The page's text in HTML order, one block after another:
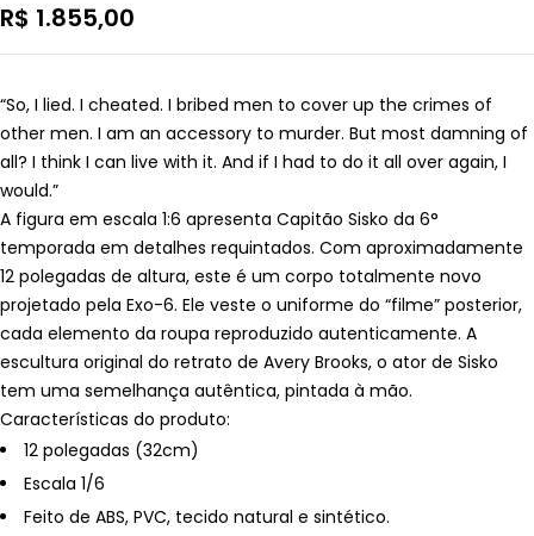
R$ 1.855,00
“So, I lied. I cheated. I bribed men to cover up the crimes of
other men. I am an accessory to murder. But most damning of
all? I think I can live with it. And if I had to do it all over again, I
would.”
A figura em escala 1:6 apresenta Capitão Sisko da 6°
temporada em detalhes requintados. Com aproximadamente
12 polegadas de altura, este é um corpo totalmente novo
projetado pela Exo-6. Ele veste o uniforme do “filme” posterior,
cada elemento da roupa reproduzido autenticamente. A
escultura original do retrato de Avery Brooks, o ator de Sisko
tem uma semelhança autêntica, pintada à mão.
Características do produto:
12 polegadas (32cm)
Escala 1/6
Feito de ABS, PVC, tecido natural e sintético.